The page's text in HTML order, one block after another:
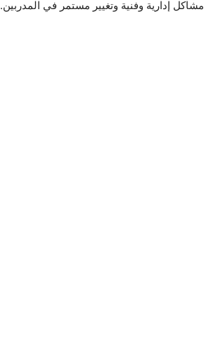
مشاكل إدارية وفنية وتغيير مستمر في المدربين.